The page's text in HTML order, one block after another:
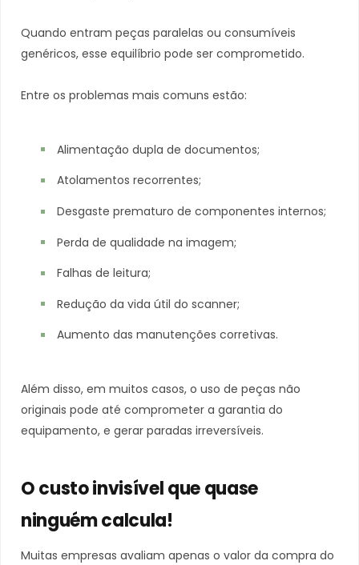
Quando entram peças paralelas ou consumíveis
genéricos, esse equilíbrio pode ser comprometido.
Entre os problemas mais comuns estão:
Alimentação dupla de documentos;
Atolamentos recorrentes;
Desgaste prematuro de componentes internos;
Perda de qualidade na imagem;
Falhas de leitura;
Redução da vida útil do scanner;
Aumento das manutenções corretivas.
Além disso, em muitos casos, o uso de peças não
originais pode até comprometer a garantia do
equipamento, e gerar paradas irreversíveis.
O custo invisível que quase
ninguém calcula!
Muitas empresas avaliam apenas o valor da compra do